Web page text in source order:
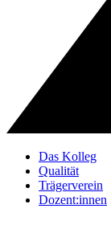
Das Kolleg
Qualität
Trägerverein
Dozent:innen